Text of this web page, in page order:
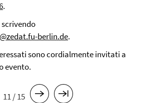
.
scrivendo
berlin.de.
sono cordialmente invitati a
evento.
11 / 15